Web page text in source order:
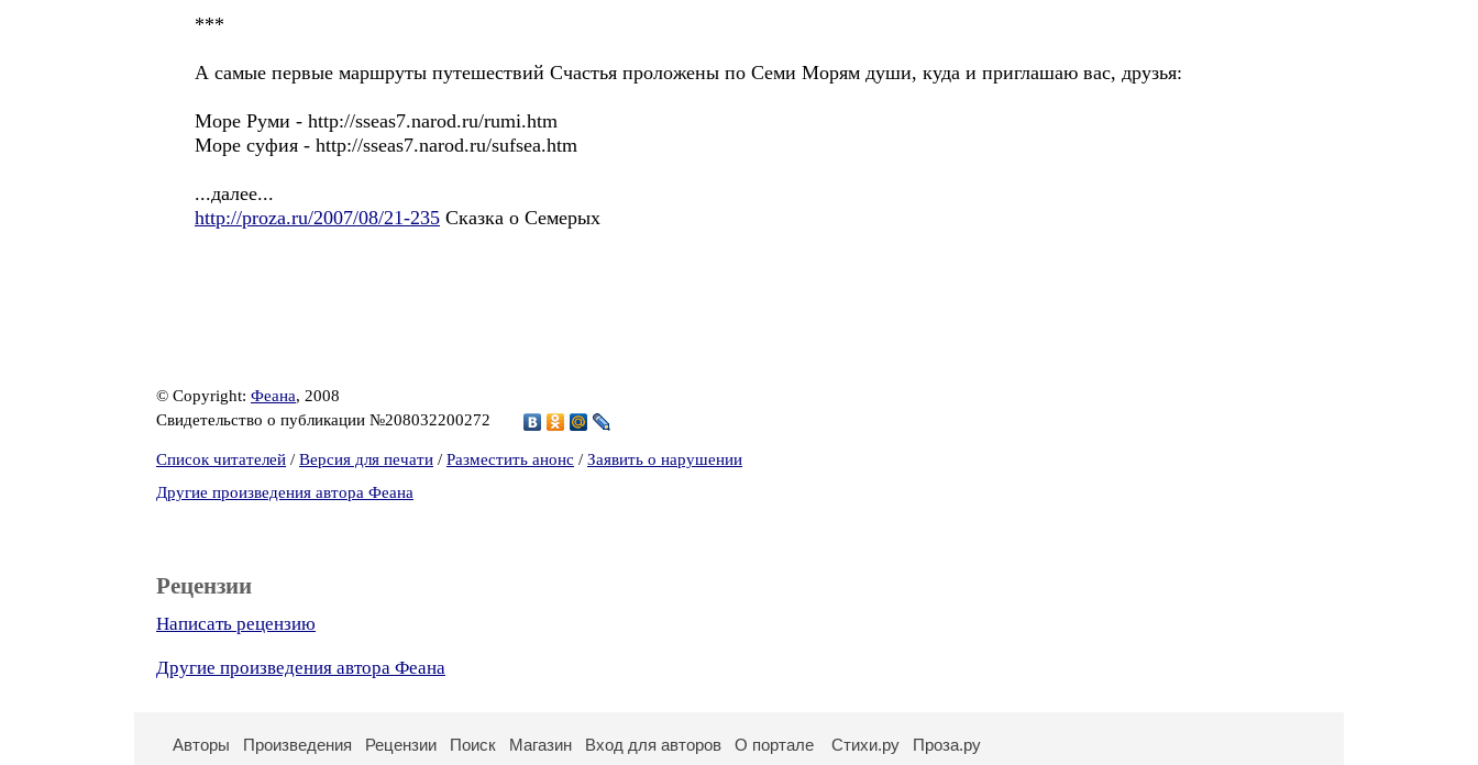
***
А самые первые маршруты путешествий Счастья проложены по Семи Морям души, куда и приглашаю вас, друзья:
Море Руми - http://sseas7.narod.ru/rumi.htm
Море суфия - http://sseas7.narod.ru/sufsea.htm
...далее...
http://proza.ru/2007/08/21-235 Сказка о Семерых
© Copyright: Феана, 2008
Свидетельство о публикации №208032200272
Список читателей / Версия для печати / Разместить анонс / Заявить о нарушении
Другие произведения автора Феана
Рецензии
Написать рецензию
Другие произведения автора Феана
Авторы Произведения Рецензии Поиск Магазин Вход для авторов О портале Стихи.ру Проза.ру